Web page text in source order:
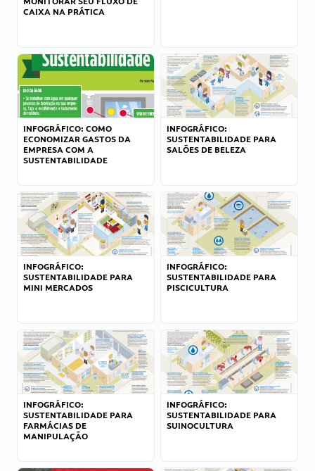
CAIXA NA PRÁTICA
INFOGRÁFICO: COMO
ECONOMIZAR GASTOS DA
EMPRESA COM A
SUSTENTABILIDADE
INFOGRÁFICO:
SUSTENTABILIDADE PARA
SALÕES DE BELEZA
INFOGRÁFICO:
SUSTENTABILIDADE PARA
MINI MERCADOS
INFOGRÁFICO:
SUSTENTABILIDADE PARA
PISCICULTURA
INFOGRÁFICO:
SUSTENTABILIDADE PARA
FARMÁCIAS DE
MANIPULAÇÃO
INFOGRÁFICO:
SUSTENTABILIDADE PARA
SUINOCULTURA